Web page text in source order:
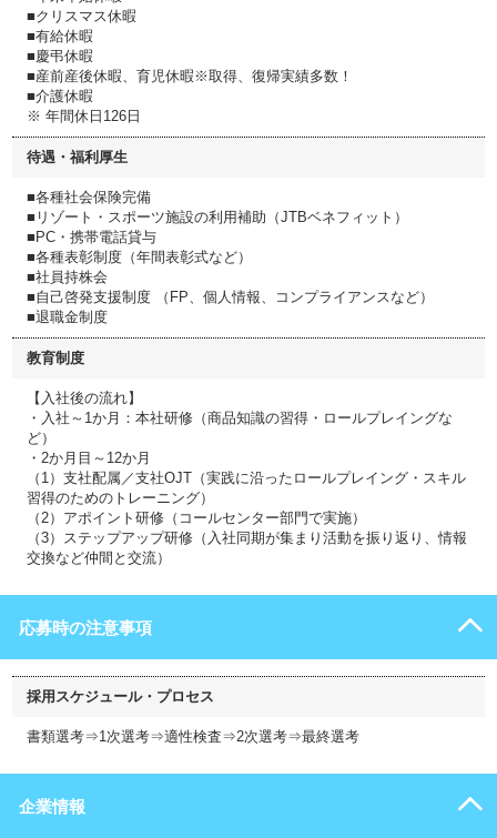
■クリスマス休暇
■有給休暇
■慶弔休暇
■産前産後休暇、育児休暇※取得、復帰実績多数！
■介護休暇
※ 年間休日126日
待遇・福利厚生
■各種社会保険完備
■リゾート・スポーツ施設の利用補助（JTBベネフィット）
■PC・携帯電話貸与
■各種表彰制度（年間表彰式など）
■社員持株会
■自己啓発支援制度 （FP、個人情報、コンプライアンスなど）
■退職金制度
教育制度
【入社後の流れ】
・入社～1か月：本社研修（商品知識の習得・ロールプレイングな
ど）
・2か月目～12か月
（1）支社配属／支社OJT（実践に沿ったロールプレイング・スキル
習得のためのトレーニング）
（2）アポイント研修（コールセンター部門で実施）
（3）ステップアップ研修（入社同期が集まり活動を振り返り、情報
交換など仲間と交流）
応募時の注意事項
採用スケジュール・プロセス
書類選考⇒1次選考⇒適性検査⇒2次選考⇒最終選考
企業情報